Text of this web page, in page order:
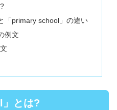
「primary school」の違い
例文
とは?